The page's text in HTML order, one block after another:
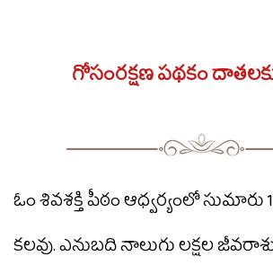
గోసంరక్షణ పథకం
ఓం శివశక్తి పీఠం ఆధ్వర్యంలో సుమారు
కలవు. ఎనుబది నాలుగు లక్షల